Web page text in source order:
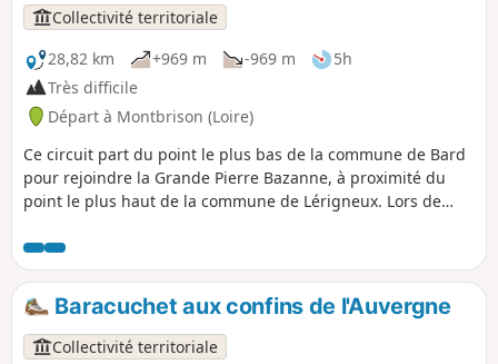
Collectivité territoriale
28,82 km
+969 m -969 m
5h
Très difficile
Départ à Montbrison (Loire)
Ce circuit part du point le plus bas de la commune de Bard
pour rejoindre la Grande Pierre Bazanne, à proximité du
point le plus haut de la commune de Lérigneux. Lors de
du Vizezy (au niveau du départ) pour parcourir les Monts du
Forez, jusqu'aux magnifiques Hautes Chaumes, à la source
de cette même rivière.
Baracuchet aux confins de l'Auvergne
Collectivité territoriale